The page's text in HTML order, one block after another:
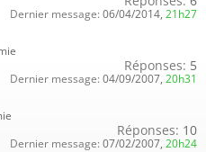
Dernier message: 06/04/2014, 21h27
Réponses: 5
Dernier message: 04/09/2007, 20h31
Réponses: 10
Dernier message: 07/02/2007, 20h24